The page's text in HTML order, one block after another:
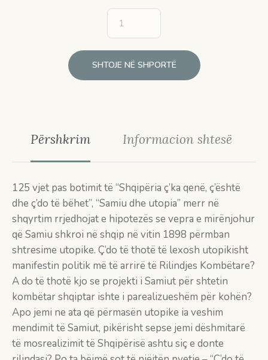
SHTOJE NË SHPORTË
Përshkrim Informacion shtesë
125 vjet pas botimit të “Shqipëria ç’ka qenë, ç’është
dhe ç’do të bëhet”, “Samiu dhe utopia” merr në
shqyrtim rrjedhojat e hipotezës se vepra e mirënjohur
që Samiu shkroi në shqip në vitin 1898 përmban
shtresime utopike. Ç’do të thotë të lexosh utopikisht
manifestin politik më të arrirë të Rilindjes Kombëtare?
A do të thotë kjo se projekti i Samiut për shtetin
kombëtar shqiptar ishte i parealizueshëm për kohën?
Apo jemi ne ata që përmasën utopike ia veshim
mendimit të Samiut, pikërisht sepse jemi dëshmitarë
të mosrealizimit të Shqipërisë ashtu siç e donte